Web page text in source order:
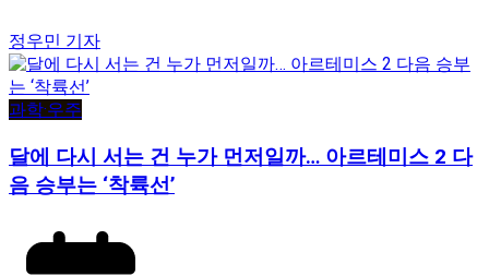
정우민 기자
과학·우주
달에 다시 서는 건 누가 먼저일까… 아르테미스 2 다
음 승부는 ‘착륙선’